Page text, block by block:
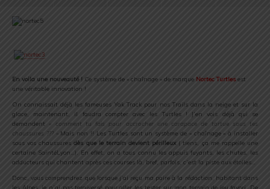
En voila une nouveauté ! Ce système de « chaînage » de marque Nortec Turtlesest
une véritable innovation !
On connaissait déjà les fameuses Yak Track pour nos Trails dans la neige et sur la
glace, maintenant, il faudra compter avec les Turtles ! J’en vois déjà qui se
demandent« comment tu fais pour accrocher une carapace de tortue sous tes
chaussures ??? »Mais non !! Les Turtles sont un système de « chaînage » à installer
sous vos chaussuresdès que le terrain devient périlleux ( tiens, ça me rappelle une
certaine SaintéLyon…). En effet, on a tous connu les appuis fuyants, les chutes, les
adducteurs qui chantent après ces courses là, bref, parfois, c’est la piste aux étoiles…
Donc, vous comprendrez que lorsque j’ai reçu ma paire à la rédaction, habitant dans